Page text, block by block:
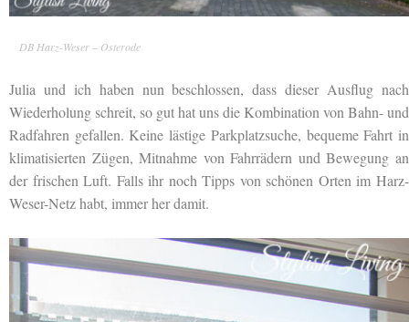
DB Harz-Weser – Osterode
Julia und ich haben nun beschlossen, dass dieser Ausflug nach
Wiederholung schreit, so gut hat uns die Kombination von Bahn- und
Radfahren gefallen. Keine lästige Parkplatzsuche, bequeme Fahrt in
klimatisierten Zügen, Mitnahme von Fahrrädern und Bewegung an
der frischen Luft. Falls ihr noch Tipps von schönen Orten im Harz-
Weser-Netz habt, immer her damit.